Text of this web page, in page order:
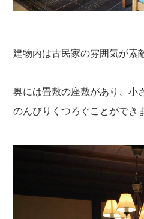
建物内は古民家の雰囲気が素
奥には畳敷の座敷があり、小
のんびりくつろぐことができ